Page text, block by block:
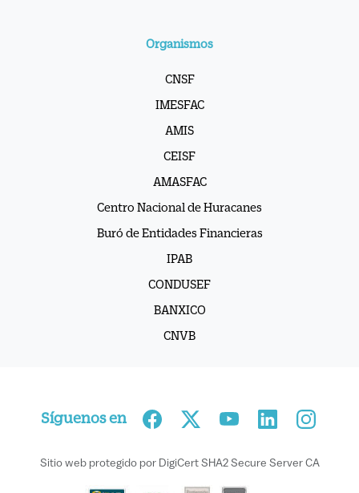
Organismos
CNSF
IMESFAC
AMIS
CEISF
AMASFAC
Centro Nacional de Huracanes
Buró de Entidades Financieras
IPAB
CONDUSEF
BANXICO
CNVB
Síguenos en
Sitio web protegido por DigiCert SHA2 Secure Server CA